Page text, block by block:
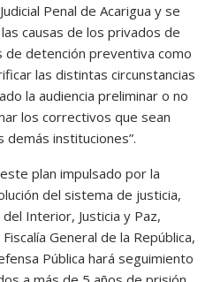
Penal de Acarigua y se
causas de los privados de
detención preventiva como
las distintas circunstancias
la audiencia preliminar o no
los correctivos que sean
demás instituciones”.
plan impulsado por la
del sistema de justicia,
Interior, Justicia y Paz,
General de la República,
Pública hará seguimiento